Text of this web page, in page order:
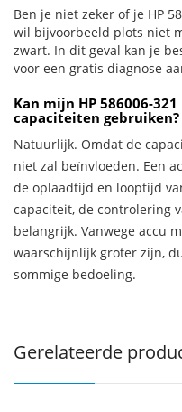
Ben je niet zeker of je HP
wil bijvoorbeeld plots niet
zwart. In dit geval kan je
voor een gratis diagnose
Kan mijn HP 586006-
capaciteiten gebruiken?
Natuurlijk. Omdat de
niet zal beïnvloeden. Een
de oplaadtijd en looptijd
capaciteit, de controlering
belangrijk. Vanwege accu
waarschijnlijk groter zijn,
sommige bedoeling.
Gerelateerde